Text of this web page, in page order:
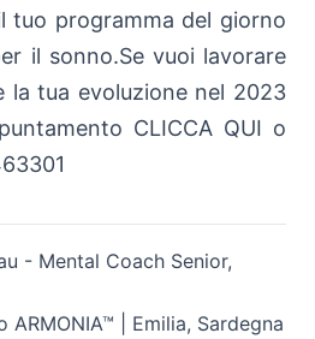
tuo programma del giorno
il sonno.Se vuoi lavorare
la tua evoluzione nel 2023
CLICCA QUI o
- Mental Coach Senior,
| Emilia, Sardegna